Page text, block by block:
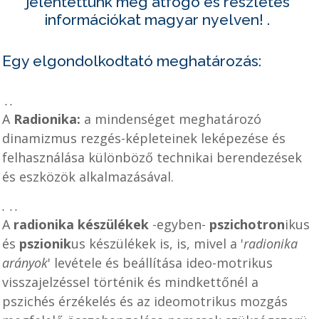
információkat magyar nyelven! .
Egy elgondolkodtató meghatározás:
. .
A Radionika: a mindenséget meghatározó
dinamizmus rezgés-képleteinek leképezése és
felhasználása különböző technikai berendezések
és eszközök alkalmazásával.
. . .
A radionika készülékek -egyben- pszichotronikus
és pszionikus készülékek is, is, mivel a 'radionika
arányok' levétele és beállítása ideo-motrikus
visszajelzéssel történik és mindkettőnél a
pszichés érzékelés és az ideomotrikus mozgás